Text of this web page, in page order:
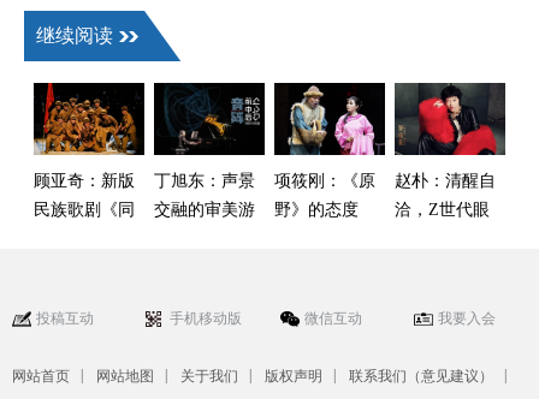
继续阅读
顾亚奇：新版
民族歌剧《同
丁旭东：声景
交融的审美游
项筱刚：《原
野》的态度
赵朴：清醒自
洽，Z世代眼
投稿互动 手机移动版 微信互动 我要入会
网站首页 | 网站地图 | 关于我们 | 版权声明 | 联系我们（意见建议） |